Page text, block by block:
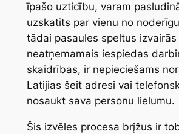
īpašo uzticību, varam
uzskatits par vienu no
tādai pasaules speltus izvairās
neatņemamais iespiedas
skaidrības, ir nepieciešams
Latijias šeit adresi vai
nosaukt sava personu lielumu.
Šis izvēles procesa brįžus ir